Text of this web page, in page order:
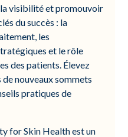
visibilité et promouvoir
du succès : la
les
et le rôle
des patients. Élevez
nouveaux sommets
pratiques de
for Skin Health est un